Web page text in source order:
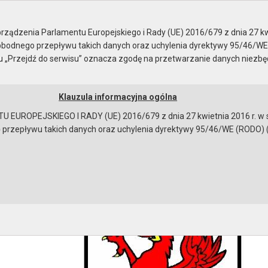
Instrukcja korzystania Dostępność
z wykonania budżetu Gminy Gryfino oraz
Parlamentu Europejskiego i Rady (UE) 2016/679 z dnia 27
przepływu takich danych oraz uchylenia dyrektywy 95/46/
do serwisu” oznacza zgodę na przetwarzanie danych
Klauzula informacyjna ogólna
EUROPEJSKIEGO I RADY (UE) 2016/679 z dnia 27 kwietnia 2016
takich danych oraz uchylenia dyrektywy 95/46/WE (RODO)